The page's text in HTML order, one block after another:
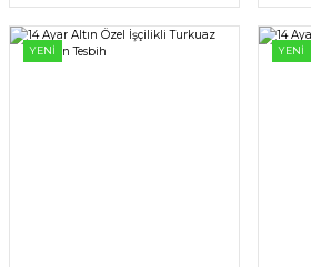
YENİ YENİ